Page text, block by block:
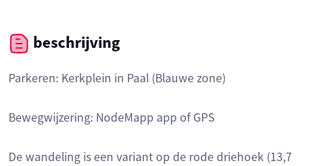
beschrijving
Parkeren: Kerkplein in Paal (Blauwe zone)
Bewegwijzering: NodeMapp app of GPS
De wandeling is een variant op de rode driehoek (13,7